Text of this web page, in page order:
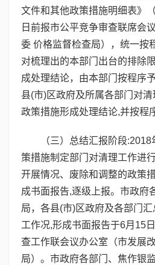
文件和其他政策措施明细表》
日前报市公平竞争审查联席会
委 价格监督检查局），统一按
对梳理出的本部门出台的排除
成处理结论，由本部门按程序
县(市)区政府及所属各部门对
政策措施形成处理结论,并按程
（三）总结汇报阶段
策措施制定部门对清理工作进
开展情况、废除和调整的政策
成书面报告,逐级上报。市政府
局，各县(市)区政府及各部门
工作况,形成书面报告于6月15
查工作联会议办公室（市发展
局）。市政府各部门、焦作银